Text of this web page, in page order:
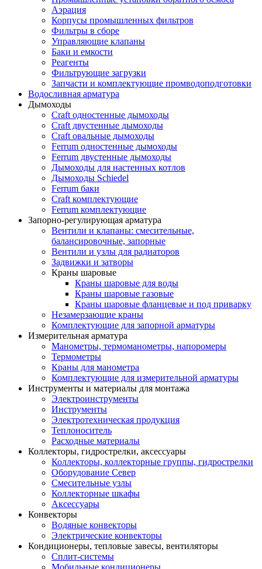
Аэрация
Корпусы промышленных фильтров
Фильтры в сборе
Управляющие клапаны
Баки и емкости
Реагенты
Фильтрующие загрузки
Запчасти и комплектующие промводоподготовки
Водосливная арматура
Дымоходы
Craft одностенные дымоходы
Craft двустенные дымоходы
Craft овальные дымоходы
Ferrum одностенные дымоходы
Ferrum двустенные дымоходы
Дымоходы для настенных котлов
Дымоходы Schiedel
Ferrum баки
Craft комплектующие
Ferrum комплектующие
Запорно-регулирующая арматура
Вентили и клапаны: смесительные,
балансировочные, запорные
Вентили и узлы для радиаторов
Задвижки и затворы
Краны шаровые
Краны шаровые для воды
Краны шаровые газовые
Краны шаровые фланцевые и под приварку
Незамерзающие краны
Комплектующие для запорной арматуры
Измерительная арматура
Манометры, термоманометры, напоромеры
Термометры
Краны для манометра
Комплектующие для измерительной арматуры
Инструменты и материалы для монтажа
Электроинструменты
Инструменты
Электротехническая продукция
Теплоноситель
Расходные материалы
Коллекторы, гидрострелки, аксессуары
Коллекторы, коллекторные группы, гидрострелки
Оборудование Север
Смесительные узлы
Коллекторные шкафы
Аксессуары
Конвекторы
Водяные конвекторы
Электрические конвекторы
Кондиционеры, тепловые завесы, вентиляторы
Сплит-системы
Мобильные кондиционеры